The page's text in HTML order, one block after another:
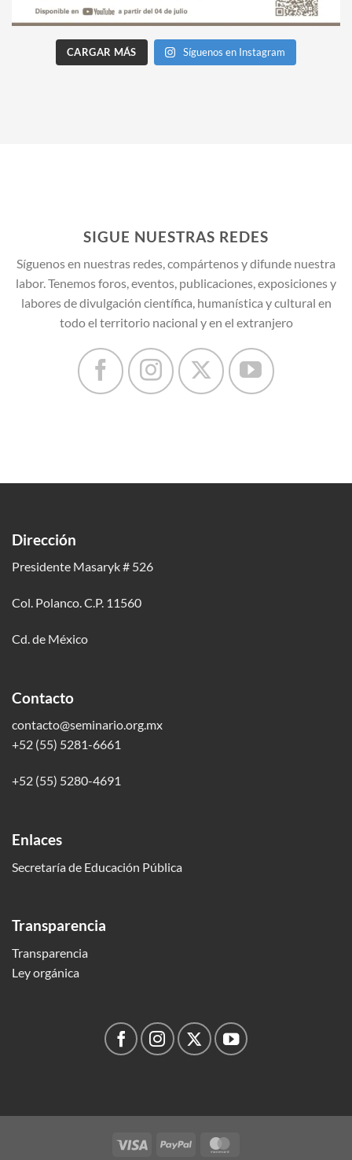
CARGAR MÁS Síguenos en Instagram
SIGUE NUESTRAS REDES
Síguenos en nuestras redes, compártenos y difunde nuestra
labor. Tenemos foros, eventos, publicaciones, exposiciones y
labores de divulgación científica, humanística y cultural en
todo el territorio nacional y en el extranjero
Dirección
Presidente Masaryk # 526
Col. Polanco. C.P. 11560
Cd. de México
Contacto
contacto@seminario.org.mx
+52 (55) 5281-6661
+52 (55) 5280-4691
Enlaces
Secretaría de Educación Pública
Transparencia
Transparencia
Ley orgánica